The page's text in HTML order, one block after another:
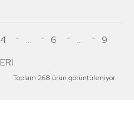
4 ... 6 ... 9
Toplam 268 ürün görüntüleniyor.